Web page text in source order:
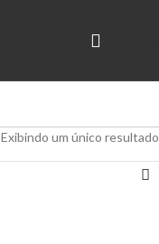
Exibindo um único resultado